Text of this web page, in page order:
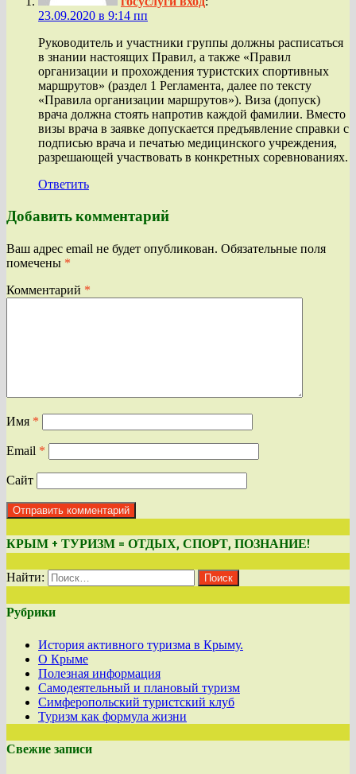
23.09.2020 в 9:14 пп
Руководитель и участники группы должны расписаться
в знании настоящих Правил, а также «Правил
организации и прохождения туристских спортивных
маршрутов» (раздел 1 Регламента, далее по тексту
«Правила организации маршрутов»). Виза (допуск)
врача должна стоять напротив каждой фамилии. Вместо
визы врача в заявке допускается предъявление справки с
подписью врача и печатью медицинского учреждения,
разрешающей участвовать в конкретных соревнованиях.
Ответить
Добавить комментарий
Ваш адрес email не будет опубликован. Обязательные поля
помечены *
Комментарий *
Имя *
Email *
Сайт
КРЫМ + ТУРИЗМ = ОТДЫХ, СПОРТ, ПОЗНАНИЕ!
Найти:
Рубрики
История активного туризма в Крыму.
О Крыме
Полезная информация
Самодеятельный и плановый туризм
Симферопольский туристский клуб
Туризм как формула жизни
Свежие записи